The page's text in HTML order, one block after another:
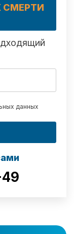
СМЕРТИ
данных